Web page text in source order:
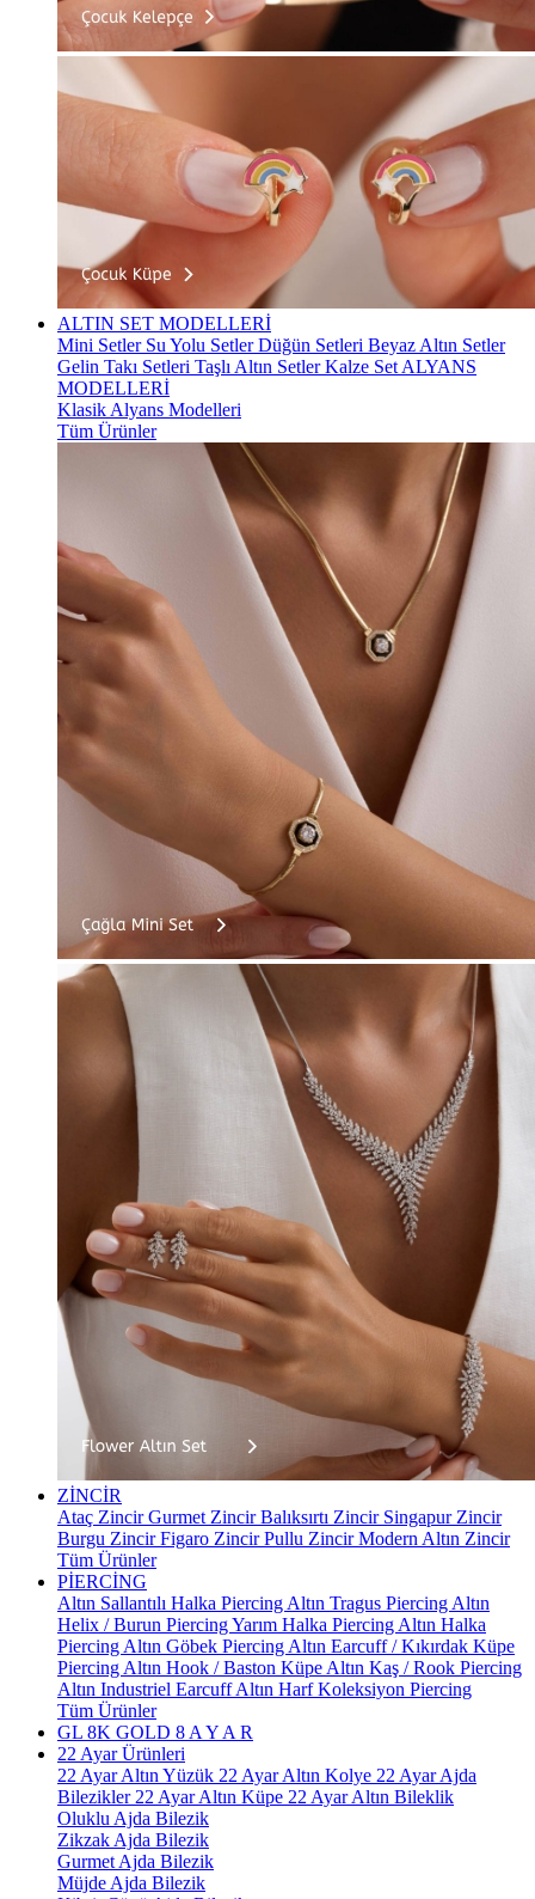
ALTIN SET MODELLERİ
Mini Setler Su Yolu SetlerDüğün Setleri Beyaz Altın Setler
Gelin Takı Setleri Taşlı Altın SetlerKalze Set ALYANS
MODELLERİ
Klasik Alyans Modelleri
Tüm Ürünler
ZİNCİR
Ataç ZincirGurmet ZincirBalıksırtı Zincir Singapur Zincir
Burgu ZincirFigaro ZincirPullu ZincirModern Altın Zincir
Tüm Ürünler
PİERCİNG
Altın Sallantılı Halka Piercing Altın Tragus Piercing Altın
Helix / Burun PiercingYarım Halka Piercing Altın Halka
Piercing Altın Göbek Piercing Altın Earcuff / Kıkırdak Küpe
Piercing Altın Hook / Baston Küpe Altın Kaş / Rook Piercing
Altın Industriel EarcuffAltın Harf Koleksiyon Piercing
Tüm Ürünler
GL 8K GOLD 8 A Y A R
22 Ayar Ürünleri
22 Ayar Altın Yüzük 22 Ayar Altın Kolye 22 Ayar Ajda
Bilezikler 22 Ayar Altın Küpe 22 Ayar Altın Bileklik
Oluklu Ajda Bilezik
Zikzak Ajda Bilezik
Gurmet Ajda Bilezik
Müjde Ajda Bilezik